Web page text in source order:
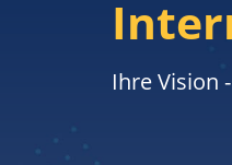
Ihre Vision